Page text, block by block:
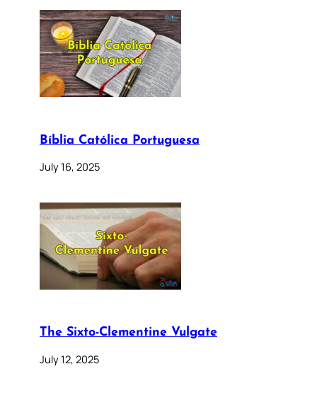
Bíblia Católica Portuguesa
July 16, 2025
The Sixto-Clementine Vulgate
July 12, 2025